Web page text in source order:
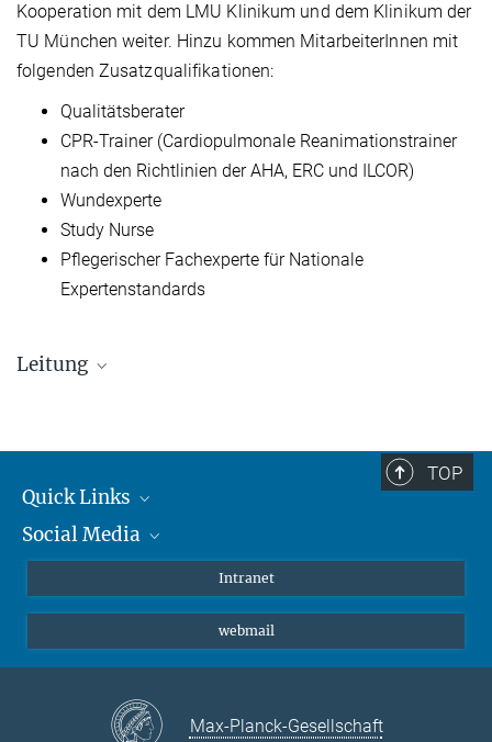
Kooperation mit dem LMU Klinikum und dem Klinikum der
TU München weiter. Hinzu kommen MitarbeiterInnen mit
folgenden Zusatzqualifikationen:
Qualitätsberater
CPR-Trainer (Cardiopulmonale Reanimationstrainer
nach den Richtlinien der AHA, ERC und ILCOR)
Wundexperte
Study Nurse
Pflegerischer Fachexperte für Nationale
Expertenstandards
Leitung
© Sexauer
Gvido Vrzdovnik
Stv. Pflegedienstleiter
+49 (0) 89-30622-1425
vrz@...
TOP
Quick Links
Student*innen/Wissenschaftler*innen
Social Media
LinkedIn
Bluesky
YouTube
Intranet
webmail
Max-Planck-Gesellschaft